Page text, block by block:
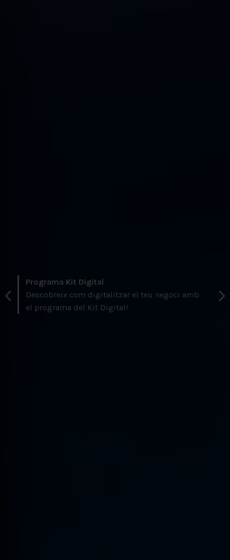
Programa Kit Digital
Descobreix com digitalitzar el teu negoci amb
el programa del Kit Digital!
‹ ›